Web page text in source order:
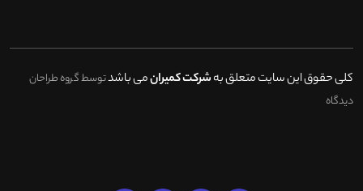
کلی حقوق این سایت متعلق بهشرکت کمیرانمی باشدتوسط گروه طراحان
دیدگاه